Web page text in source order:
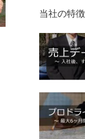
当社の特徴